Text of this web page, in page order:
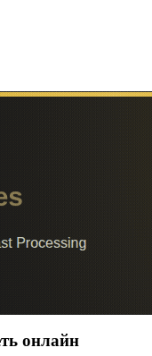
онлайн